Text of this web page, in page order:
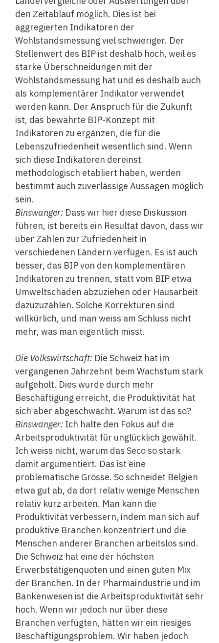
den Zeitablauf möglich. Dies ist bei
aggregierten Indikatoren der
Wohlstandsmessung viel schwieriger. Der
Stellenwert des BIP ist deshalb hoch, weil es
starke Überschneidungen mit der
Wohlstandsmessung hat und es deshalb auch
als komplementärer Indikator verwendet
werden kann. Der Anspruch für die Zukunft
ist, das bewährte BIP-Konzept mit
Indikatoren zu ergänzen, die für die
Lebenszufriedenheit wesentlich sind. Wenn
sich diese Indikatoren dereinst
methodologisch etabliert haben, werden
bestimmt auch zuverlässige Aussagen möglich
sein.
Binswanger: Dass wir hier diese Diskussion
führen, ist bereits ein Resultat davon, dass wir
über Zahlen zur Zufriedenheit in
verschiedenen Ländern verfügen. Es ist auch
besser, das BIP von den komplementären
Indikatoren zu trennen, statt vom BIP etwa
Umweltschäden abzuziehen oder Hausarbeit
dazuzuzählen. Solche Korrekturen sind
willkürlich, und man weiss am Schluss nicht
mehr, was man eigentlich misst.
Die Volkswirtschaft:Die Schweiz hat im
vergangenen Jahrzehnt beim Wachstum stark
aufgeholt. Dies wurde durch mehr
Beschäftigung erreicht, die Produktivität hat
sich aber abgeschwächt. Warum ist das so?
Binswanger:Ich halte den Fokus auf die
Arbeitsproduktivität für unglücklich gewählt.
Ich weiss nicht, warum das Seco so stark
damit argumentiert. Das ist eine
problematische Grösse. So schneidet Belgien
etwa gut ab, da dort relativ wenige Menschen
relativ kurz arbeiten. Man kann die
Produktivität verbessern, indem man sich auf
produktive Branchen konzentriert und die
Menschen anderer Branchen arbeitslos sind.
Die Schweiz hat eine der höchsten
Erwerbstätigenquoten und einen guten Mix
der Branchen. In der Pharmaindustrie und im
Bankenwesen ist die Arbeitsproduktivität sehr
hoch. Wenn wir jedoch nur über diese
Branchen verfügten, hätten wir ein riesiges
Beschäftigungsproblem. Wir haben jedoch